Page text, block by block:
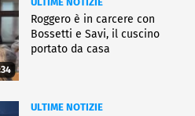
Roggero è in carcere con
Bossetti e Savi, il cuscino
portato da casa
ULTIME NOTIZIE